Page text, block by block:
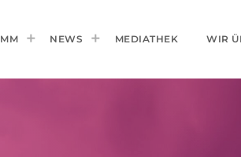
NEWS MEDIATHEK WIR